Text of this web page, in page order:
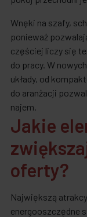
Wnęki na szafy,
ponieważ
częściej liczy się
do pracy. W
układy, od
do aranżacji
najem.
Jakie
oferty?
Największą
energooszczędne